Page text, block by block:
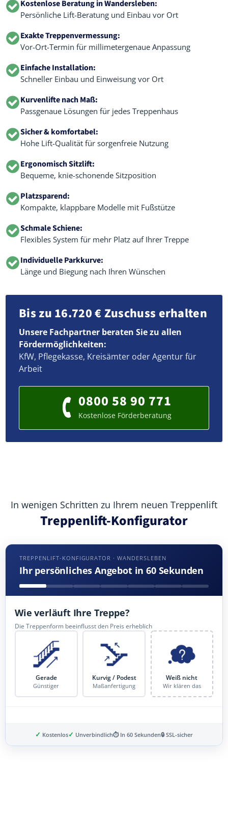
Kostenlose Beratung in Wandersleben:
Persönliche Lift-Beratung und Einbau vor Ort
Exakte Treppenvermessung:
Vor-Ort-Termin für millimetergenaue Anpassung
Einfache Installation:
Schneller Einbau und Einweisung vor Ort
Kurvenlifte nach Maß:
Passgenaue Lösungen für jedes Treppenhaus
Sicher & komfortabel:
Hohe Lift-Qualität für sorgenfreie Nutzung
Ergonomisch Sitzlift:
Bequeme, knie-schonende Sitzposition
Platzsparend:
Kompakte, klappbare Modelle mit Fußstütze
Schmale Schiene:
Flexibles System für mehr Platz auf Ihrer Treppe
Individuelle Parkkurve:
Länge und Biegung nach Ihren Wünschen
Bis zu 16.720 € Zuschuss erhalten
Unsere Fachpartner beraten Sie zu allen
Fördermöglichkeiten:
KfW, Pflegekasse, Kreisämter oder Agentur für
Arbeit
0800 58 90 771
Kostenlose Förderberatung
In wenigen Schritten zu Ihrem neuen Treppenlift
Treppenlift-Konfigurator
TREPPENLIFT-KONFIGURATOR · WANDERSLEBEN
Ihr persönliches Angebot in 60 Sekunden
Wie verläuft Ihre Treppe?
Die Treppenform beeinflusst den Preis erheblich
Gerade
Günstiger
Kurvig / Podest
Maßanfertigung
Weiß nicht
Wir klären das
✓ Kostenlos✓ Unverbindlich⏱ In 60 Sekunden🔒 SSL-sicher